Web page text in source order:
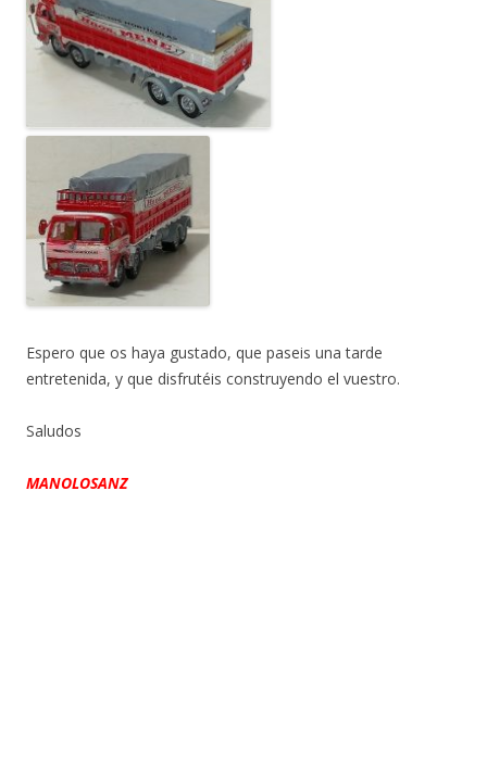
Espero que os haya gustado, que paseis una tarde
entretenida, y que disfrutéis construyendo el vuestro.
Saludos
MANOLOSANZ